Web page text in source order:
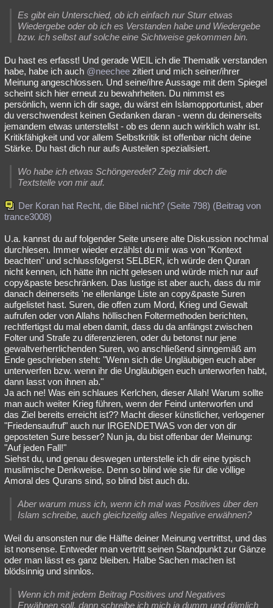
Es gibt ein Unterschied, ob ich einfach nur Sturr etwas
Wiedergebe oder ob ich es Verstanden habe und Wiedergebe
bzw. ich selbst auf solche eine Sichtweise gekommen bin.
Du hast es erfasst! Und gerade WEIL ich die Thematik verstanden
habe, habe ich auch @neechee zitiert und mich seiner/ihrer
Meinung angeschlossen. Und seine/ihre Aussage mit dem Spiegel
scheint sich hier erneut zu bewahrheiten. Du nimmst es
persönlich, wenn ich dir sage, du wärst ein Islamopportunist, aber
du verschwendest keinen Gedanken daran - wenn du deinerseits
jemandem etwas unterstellst - ob es denn auch wirklich wahr ist.
Kritikfähigkeit und vor allem Selbstkritik ist offenbar nicht deine
Stärke. Du hast dich nur aufs Austeilen spezialisiert.
Wo habe ich etwas Schöngeredet? Zeig mir doch die
Textstelle von mir auf.
Der Koran hat Recht, die Bibel nicht? (Seite 798) (Beitrag von
trance3008)
U.a. kannst du auf folgender Seite unsere alte Diskussion nochmal
durchlesen. Immer wieder erzählst du mir was von "Kontext
beachten" und schlussfolgerst SELBER, ich würde den Quran
nicht kennen, ich hätte ihn nicht gelesen und würde mich nur auf
copy&paste beschränken. Das lustige ist aber auch, dass du mir
danach deinerseits 'ne ellenlange Liste an copy&paste Suren
aufgelistet hast. Suren, die offen zum Mord, Krieg und Gewalt
aufrufen oder von Allahs höllischen Foltermethoden berichten,
rechtfertigst du mal eben damit, dass du da anfängst zwischen
Folter und Strafe zu diferenzieren, oder du betonst nur jene
gewaltverherrlichenden Suren, wo anschließend sinngemäß am
Ende geschrieben steht: "Wenn sich die Ungläubigen euch aber
unterwerfen bzw. wenn ihr die Ungläubigen euch unterworfen habt,
dann lasst von ihnen ab."
Ja ach ne! Was ein schlaues Kerlchen, dieser Allah! Warum sollte
man auch weiter Krieg führen, wenn der Feind unterworfen und
das Ziel bereits erreicht ist?? Macht dieser künstlicher, verlogener
"Friedensaufruf" auch nur IRGENDETWAS von der von dir
geposteten Sure besser? Nun ja, du bist offenbar der Meinung:
"Auf jeden Fall!"
Siehst du, und genau deswegen unterstelle ich dir eine typisch
muslimische Denkweise. Denn so blind wie sie für die völlige
Amoral des Qurans sind, so blind bist auch du.
Aber warum muss ich, wenn ich mal was Positives über den
Islam schreibe, auch gleichzeitig alles Negative erwähnen?
Weil du ansonsten nur die Hälfte deiner Meinung vertrittst, und das
ist nonsense. Entweder man vertritt seinen Standpunkt zur Gänze
oder man lässt es ganz bleiben. Halbe Sachen machen ist
blödsinnig und sinnlos.
Wenn ich mit jedem Beitrag Positives und Negatives
Erwähnen soll, dann schreibe ich mich ja dumm und dämlich